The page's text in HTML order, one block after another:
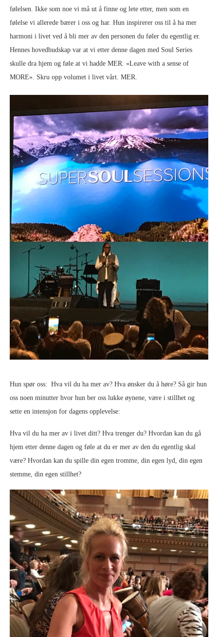
følelsen. Ikke som noe vi må ut å finne og lete etter, men som en
følelse vi allerede bærer i oss og har. Hun inspirerer oss til å ha mer
harmoni i livet ved å bli mer av den personen du føler du egentlig er.
Hennes hovedbudskap var at vi etter denne dagen med Soul Series
skulle dra hjem og føle at vi hadde MER. «Leave with a sense of
MORE». Skru opp volumet i livet vårt. MER.
Hun spør oss: Hva vil du ha mer av? Hva ønsker du å høre? Så gir hun
oss noen minutter hvor hun ber oss lukke øynene, være i stillhet og
sette en intensjon for dagens opplevelse:
Hva vil du ha mer av i livet ditt? Hva trenger du? Hvordan kan du gå
hjem etter denne dagen og føle at du er mer av den du egentlig skal
være? Hvordan kan du spille din egen tromme, din egen lyd, din egen
stemme, din egen stillhet?